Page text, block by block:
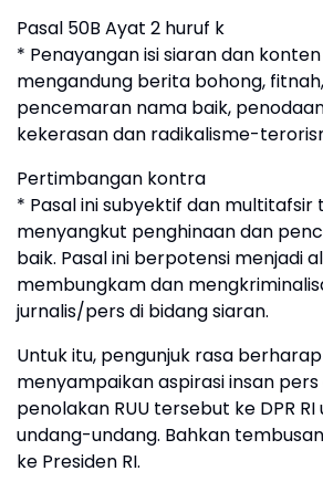
Pasal 50B Ayat 2 huruf k
* Penayangan isi siaran dan
mengandung berita bohong,
pencemaran nama baik,
kekerasan dan radikalisme-
Pertimbangan kontra
* Pasal ini subyektif dan multitafsir
menyangkut penghinaan dan
baik. Pasal ini berpotensi menjadi
membungkam dan
jurnalis/pers di bidang siaran.
Untuk itu, pengunjuk rasa
menyampaikan aspirasi insan
penolakan RUU tersebut ke DPR
undang-undang. Bahkan
ke Presiden RI.